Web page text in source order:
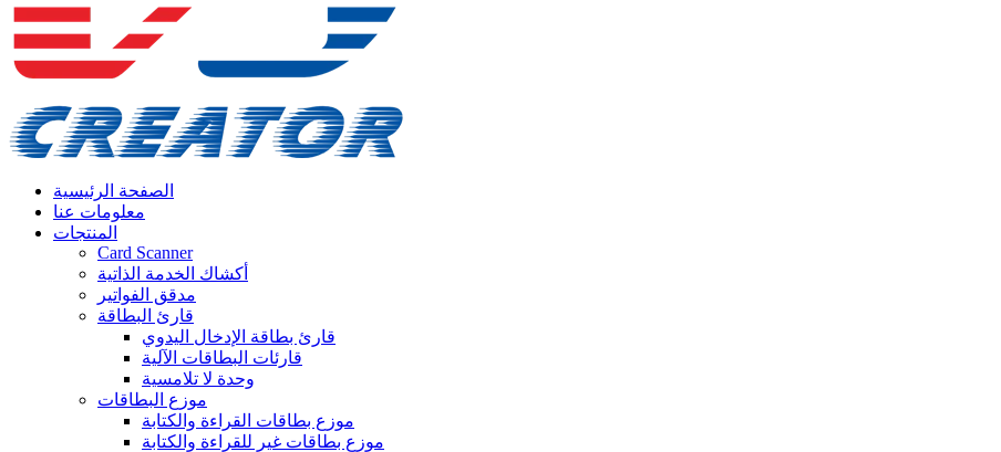
الصفحة الرئيسية
معلومات عنا
المنتجات
Card Scanner
أكشاك الخدمة الذاتية
مدقق الفواتير
قارئ البطاقة
قارئ بطاقة الإدخال اليدوي
قارئات البطاقات الآلية
وحدة لا تلامسية
موزع البطاقات
موزع بطاقات القراءة والكتابة
موزع بطاقات غير للقراءة والكتابة